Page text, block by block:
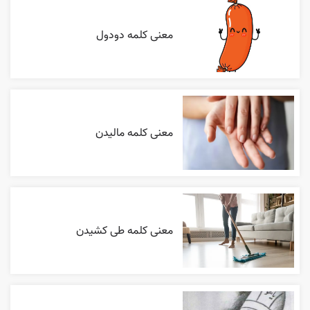
معنی کلمه دودول
معنی کلمه مالیدن
معنی کلمه طی کشیدن